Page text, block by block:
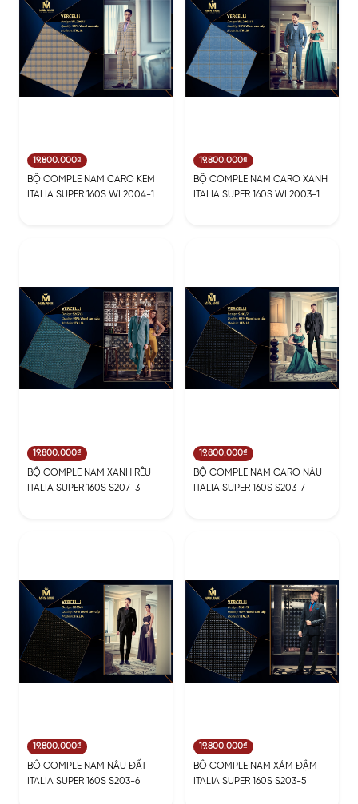
19.800.000₫
BỘ COMPLE NAM CARO KEM
ITALIA SUPER 160S WL2004-1
19.800.000₫
BỘ COMPLE NAM CARO XANH
ITALIA SUPER 160S WL2003-1
19.800.000₫
BỘ COMPLE NAM XANH RÊU
ITALIA SUPER 160S S207-3
19.800.000₫
BỘ COMPLE NAM CARO NÂU
ITALIA SUPER 160S S203-7
19.800.000₫
BỘ COMPLE NAM NÂU ĐẤT
ITALIA SUPER 160S S203-6
19.800.000₫
BỘ COMPLE NAM XÁM ĐẬM
ITALIA SUPER 160S S203-5